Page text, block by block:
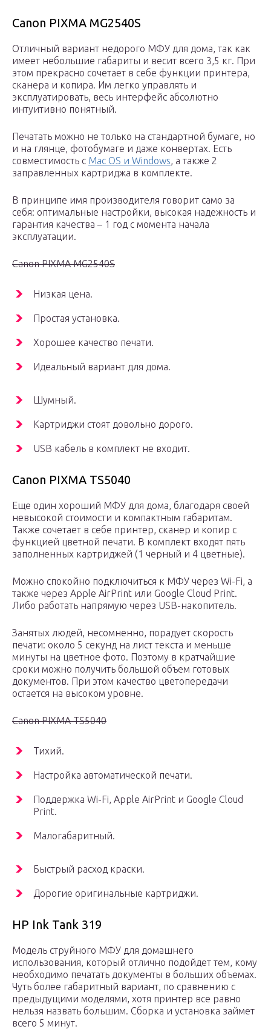
Canon PIXMA MG2540S
Отличный вариант недорого МФУ для дома, так как
имеет небольшие габариты и весит всего 3,5 кг. При
этом прекрасно сочетает в себе функции принтера,
сканера и копира. Им легко управлять и
эксплуатировать, весь интерфейс абсолютно
интуитивно понятный.
Печатать можно не только на стандартной бумаге, но
и на глянце, фотобумаге и даже конвертах. Есть
совместимость с Mac OS и Windows, а также 2
заправленных картриджа в комплекте.
В принципе имя производителя говорит само за
себя: оптимальные настройки, высокая надежность и
гарантия качества – 1 год с момента начала
эксплуатации.
Canon PIXMA MG2540S
Низкая цена.
Простая установка.
Хорошее качество печати.
Идеальный вариант для дома.
Шумный.
Картриджи стоят довольно дорого.
USB кабель в комплект не входит.
Canon PIXMA TS5040
Еще один хороший МФУ для дома, благодаря своей
невысокой стоимости и компактным габаритам.
Также сочетает в себе принтер, сканер и копир с
функцией цветной печати. В комплект входят пять
заполненных картриджей (1 черный и 4 цветные).
Можно спокойно подключиться к МФУ через Wi-Fi, а
также через Apple AirPrint или Google Cloud Print.
Либо работать напрямую через USB-накопитель.
Занятых людей, несомненно, порадует скорость
печати: около 5 секунд на лист текста и меньше
минуты на цветное фото. Поэтому в кратчайшие
сроки можно получить большой объем готовых
документов. При этом качество цветопередачи
остается на высоком уровне.
Canon PIXMA TS5040
Тихий.
Настройка автоматической печати.
Поддержка Wi-Fi, Apple AirPrint и Google Cloud
Print.
Малогабаритный.
Быстрый расход краски.
Дорогие оригинальные картриджи.
HP Ink Tank 319
Модель струйного МФУ для домашнего
использования, который отлично подойдет тем, кому
необходимо печатать документы в больших объемах.
Чуть более габаритный вариант, по сравнению с
предыдущими моделями, хотя принтер все равно
нельзя назвать большим. Сборка и установка займет
всего 5 минут.